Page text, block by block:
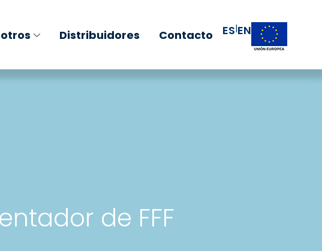
Distribuidores Contacto ES|EN
de FFF